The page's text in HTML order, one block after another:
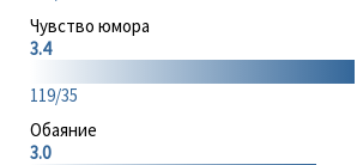
Чувство юмора
3.4
119/35
Обаяние
3.0